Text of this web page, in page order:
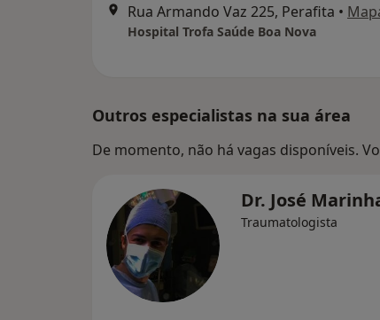
Rua Armando Vaz 225, Perafita •
Hospital Trofa Saúde Boa Nova
Outros especialistas na sua área
De momento, não há vagas disponíveis.
Dr. José
Traumatologista